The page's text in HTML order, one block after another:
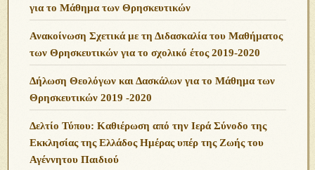
για το Μάθημα των Θρησκευτικών
Ανακοίνωση Σχετικά με τη Διδασκαλία του Μαθήματος
των Θρησκευτικών για το σχολικό έτος 2019-2020
Δήλωση Θεολόγων και Δασκάλων για το Μάθημα των
Θρησκευτικών 2019 -2020
Δελτίο Τύπου: Καθιέρωση από την Ιερά Σύνοδο της
Εκκλησίας της Ελλάδος Ημέρας υπέρ της Ζωής του
Αγέννητου Παιδιού